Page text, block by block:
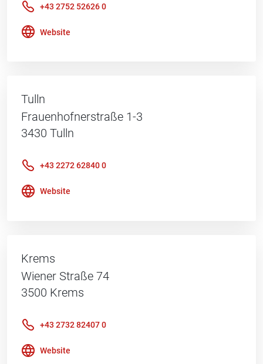
+43 2752 52626 0
Website
Tulln
Frauenhofnerstraße 1-3
3430 Tulln
+43 2272 62840 0
Website
Krems
Wiener Straße 74
3500 Krems
+43 2732 82407 0
Website